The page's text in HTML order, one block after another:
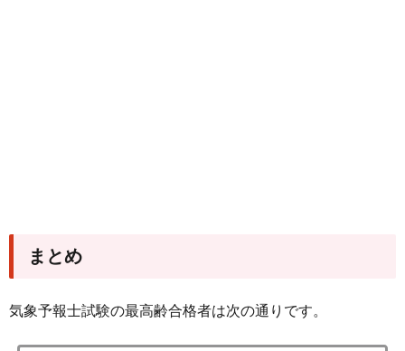
まとめ
気象予報士試験の最高齢合格者は次の通りです。